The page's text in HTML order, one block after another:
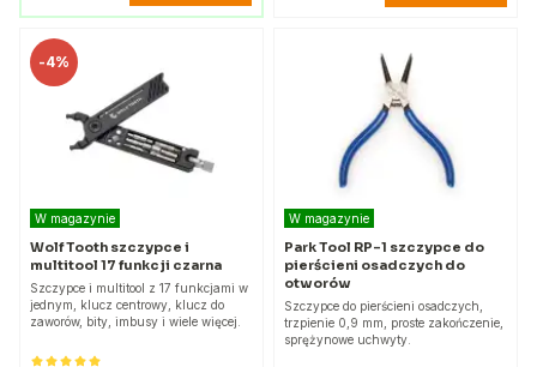
-4%
W magazynie
Wolf Tooth szczypce i
multitool 17 funkcji czarna
Szczypce i multitool z 17 funkcjami w
jednym, klucz centrowy, klucz do
zaworów, bity, imbusy i wiele więcej.
W magazynie
Park Tool RP-1 szczypce do
pierścieni osadczych do
otworów
Szczypce do pierścieni osadczych,
trzpienie 0,9 mm, proste zakończenie,
sprężynowe uchwyty.